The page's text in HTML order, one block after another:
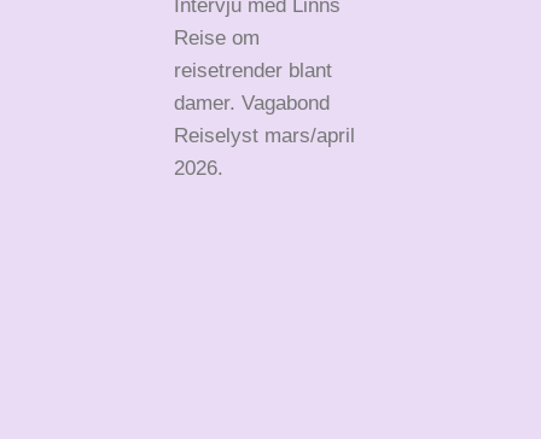
Intervju med Linns
Reise om
reisetrender blant
damer. Vagabond
Reiselyst mars/april
2026.